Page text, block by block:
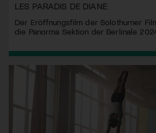
LES PARADIS DE DIANE
Der Eröffnungsfilm der Solothurner
die Panorma Sektion der Berlinale